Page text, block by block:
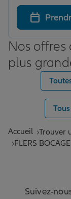
Nos offres
plus
Accueil Trouver
FLERS BOCAGE
Suivez-